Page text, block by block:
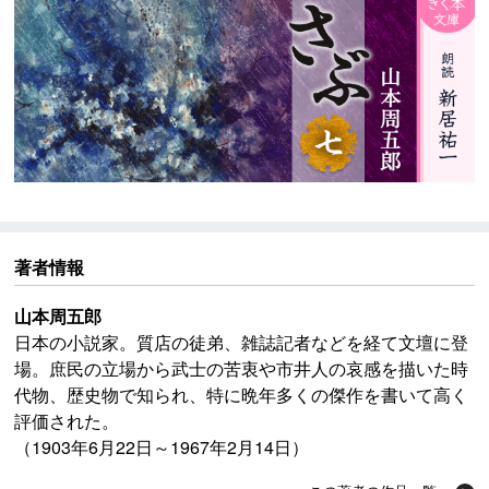
著者情報
山本周五郎
日本の小説家。質店の徒弟、雑誌記者などを経て文壇に登
場。庶民の立場から武士の苦衷や市井人の哀感を描いた時
代物、歴史物で知られ、特に晩年多くの傑作を書いて高く
評価された。
（1903年6月22日～1967年2月14日）